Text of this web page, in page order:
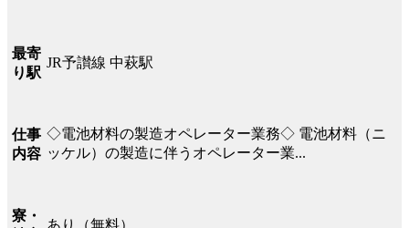
最寄
り駅
JR予讃線 中萩駅
仕事
内容
◇電池材料の製造オペレーター業務◇ 電池材料（ニ
ッケル）の製造に伴うオペレーター業...
寮・